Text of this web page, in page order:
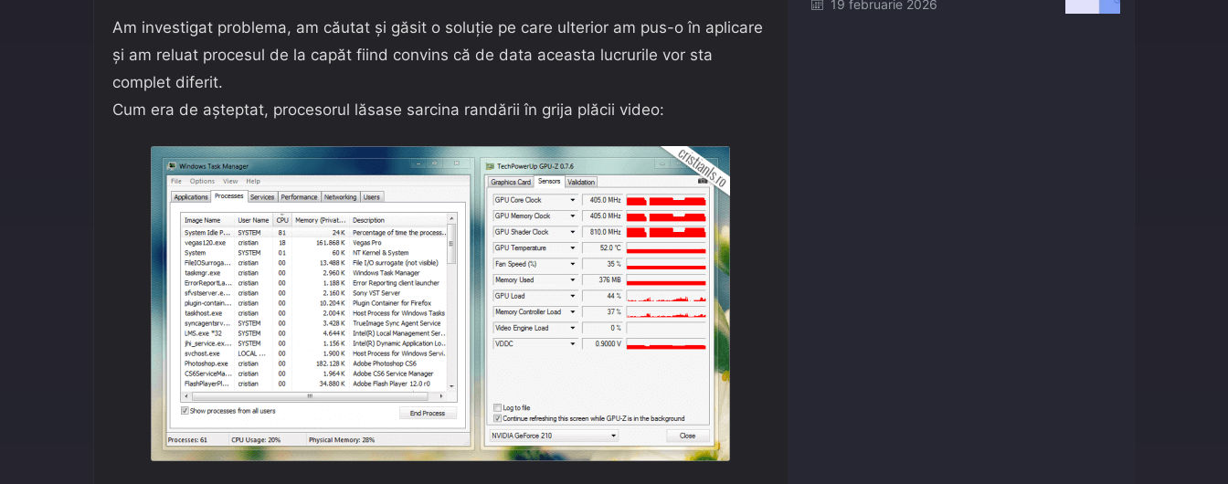
Am investigat problema, am căutat și găsit o soluție pe care ulterior am pus-o în aplicare
și am reluat procesul de la capăt fiind convins că de data aceasta lucrurile vor sta
complet diferit.
Cum era de așteptat, procesorul lăsase sarcina randării în grija plăcii video:
19 februarie 2026